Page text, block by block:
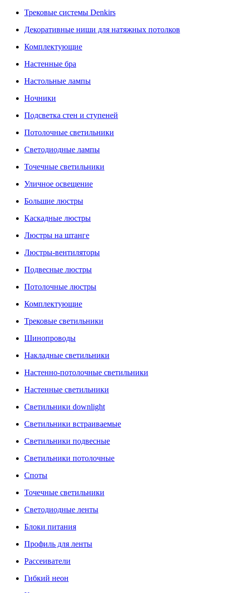
Трековые системы Denkirs
Декоративные ниши для натяжных потолков
Комплектующие
Настенные бра
Настольные лампы
Ночники
Подсветка стен и ступеней
Потолочные светильники
Светодиодные лампы
Точечные светильники
Уличное освещение
Большие люстры
Каскадные люстры
Люстры на штанге
Люстры-вентиляторы
Подвесные люстры
Потолочные люстры
Комплектующие
Трековые светильники
Шинопроводы
Накладные светильники
Настенно-потолочные светильники
Настенные светильники
Светильники downlight
Светильники встраиваемые
Светильники подвесные
Светильники потолочные
Споты
Точечные светильники
Светодиодные ленты
Блоки питания
Профиль для ленты
Рассеиватели
Гибкий неон